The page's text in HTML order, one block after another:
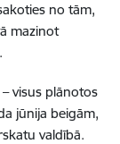
no tām,
mazinot
visus plānotos
jūnija beigām,
valdībā.